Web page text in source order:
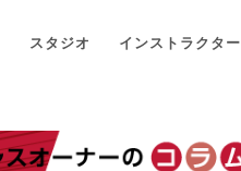
スタジオ インストラクター